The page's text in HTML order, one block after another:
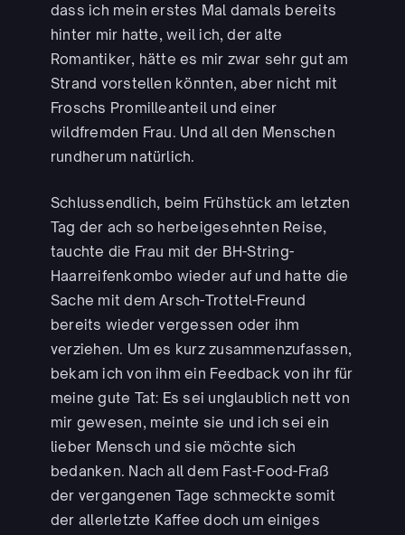
dass ich mein erstes Mal damals bereits
hinter mir hatte, weil ich, der alte
Romantiker, hätte es mir zwar sehr gut am
Strand vorstellen könnten, aber nicht mit
Froschs Promilleanteil und einer
wildfremden Frau. Und all den Menschen
rundherum natürlich.
Schlussendlich, beim Frühstück am letzten
Tag der ach so herbeigesehnten Reise,
tauchte die Frau mit der BH-String-
Haarreifenkombo wieder auf und hatte die
Sache mit dem Arsch-Trottel-Freund
bereits wieder vergessen oder ihm
verziehen. Um es kurz zusammenzufassen,
bekam ich von ihm ein Feedback von ihr für
meine gute Tat: Es sei unglaublich nett von
mir gewesen, meinte sie und ich sei ein
lieber Mensch und sie möchte sich
bedanken. Nach all dem Fast-Food-Fraß
der vergangenen Tage schmeckte somit
der allerletzte Kaffee doch um einiges